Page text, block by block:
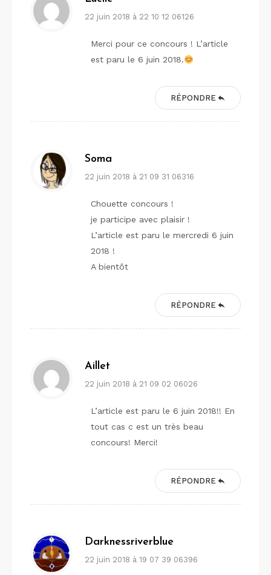
22 juin 2018 à 22 10 12 06126
Merci pour ce concours ! L’article
est paru le 6 juin 2018.
RÉPONDRE
Soma
22 juin 2018 à 21 09 31 06316
Chouette concours !
je participe avec plaisir !
L’article est paru le mercredi 6 juin
2018 !
A bientôt
RÉPONDRE
Aillet
22 juin 2018 à 21 09 02 06026
L’article est paru le 6 juin 2018!! En
tout cas c est un très beau
concours! Merci!
RÉPONDRE
Darknessriverblue
22 juin 2018 à 19 07 39 06396